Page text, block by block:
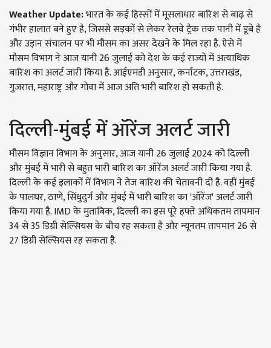
Weather Update:भारत के कई हिस्सों में मूसलाधार बारिश से बाढ़ से
गंभीर हालात बने हुए है, जिससे सड़कों से लेकर रेलवे ट्रैक तक पानी में डूबे है
और उड़ान संचालन पर भी मौसम का असर देखने के मिल रहा है. ऐसे में
मौसम विभाग ने आज यानी 26 जुलाई को देश के कई राज्यों में अत्याधिक
बारिश का अलर्ट जारी किया है. आईएमडी अनुसार, कर्नाटक, उत्तराखंड,
गुजरात, महाराष्ट्र और गोवा में आज अति भारी बारिश हो सकती है.
दिल्ली-मुंबई में ऑरेंज अलर्ट जारी
मौसम विज्ञान विभाग के अनुसार, आज यानी 26 जुलाई 2024 को दिल्ली
और मुंबई में भारी से बहुत भारी बारिश का ऑरेंज अलर्ट जारी किया गया है.
दिल्ली के कई इलाकों में विभाग ने तेज बारिश की चेतावनी दी है. वहीं मुंबई
के पालघर, ठाणे, सिंधुदुर्ग और मुंबई में भारी बारिश का 'ऑरेंज' अलर्ट जारी
किया गया है. IMD के मुताबिक, दिल्ली का इस पूरे हफ्ते अधिकतम तापमान
34 से 35 डिग्री सेल्सियस के बीच रह सकता है और न्यूनतम तापमान 26 से
27 डिग्री सेल्सियस रह सकता है.